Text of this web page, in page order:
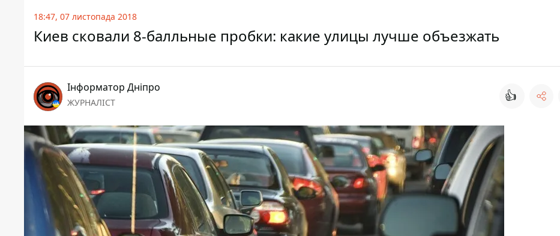
18:47, 07 листопада 2018
Киев сковали 8-балльные пробки: какие улицы лучше объезжать
Інформатор Дніпро
ЖУРНАЛІСТ 👍